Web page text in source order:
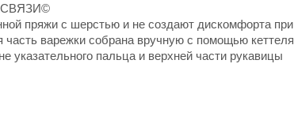
пряжи с шерстью и не создают дискомфорта при
варежки собрана вручную с помощью кеттеля
указательного пальца и верхней части рукавицы